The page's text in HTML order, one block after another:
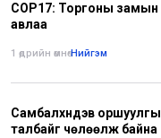
COP17: Торгоны замын
авлаа
1 өдрийн өмнө•Нийгэм
Самбалхүндэв
талбайг чөлөөлж байна